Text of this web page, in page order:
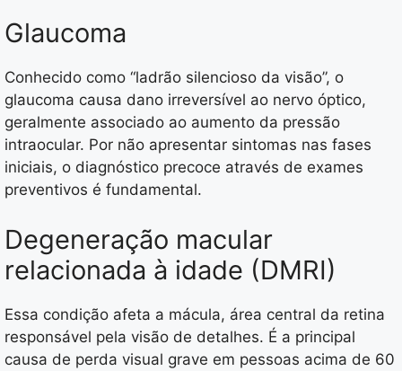
Glaucoma
Conhecido como “ladrão silencioso da visão”, o
glaucoma causa dano irreversível ao nervo óptico,
geralmente associado ao aumento da pressão
intraocular. Por não apresentar sintomas nas fases
iniciais, o diagnóstico precoce através de exames
preventivos é fundamental.
Degeneração macular
relacionada à idade (DMRI)
Essa condição afeta a mácula, área central da retina
responsável pela visão de detalhes. É a principal
causa de perda visual grave em pessoas acima de 60